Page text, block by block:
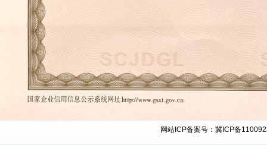
网站ICP备案号： 冀ICP备